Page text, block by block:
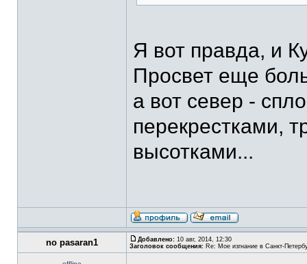
Я вот правда, и
Просвет еще
а вот север -
перекрестками,
высотками...
no pasaran1 Добавлено: 10 авг, 2014, 12:30
Заголовок сообщения: Re: Мое изгнание в Санкт-